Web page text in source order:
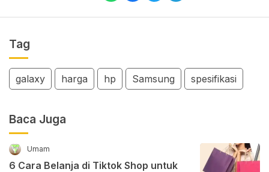
Tag
galaxy harga hp Samsung spesifikasi
Baca Juga
Umam
6 Cara Belanja di Tiktok Shop untuk